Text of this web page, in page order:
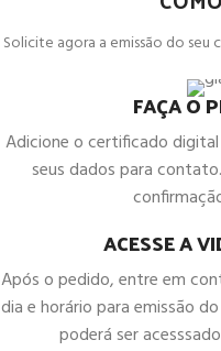
Solicite agora a emissão do
FAÇA O
Adicione o certificado
seus dados para
ACESSE A
Após o pedido, entre em
dia e horário para emissão
poderá ser